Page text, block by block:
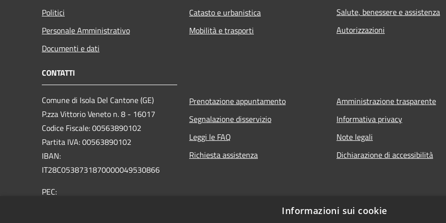
Politici
Personale Amministrativo
Documenti e dati
Catasto e urbanistica
Mobilità e trasporti
Salute, benessere e assistenza
Autorizzazioni
CONTATTI
Comune di Isola Del Cantone (GE)
P.zza Vittorio Veneto n. 8 - 16017
Codice Fiscale: 00563890102
Partita IVA: 00563890102
IBAN:
IT28C0538731870000049530866
PEC:
Prenotazione appuntamento
Segnalazione disservizio
Leggi le FAQ
Richiesta assistenza
Amministrazione trasparente
Informativa privacy
Note legali
Dichiarazione di accessibilità
Informazioni sui cookie